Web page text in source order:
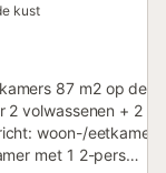
kust
87 m2 op de
2 volwassenen + 2
woon-/eetkamer
met 1 2-pers